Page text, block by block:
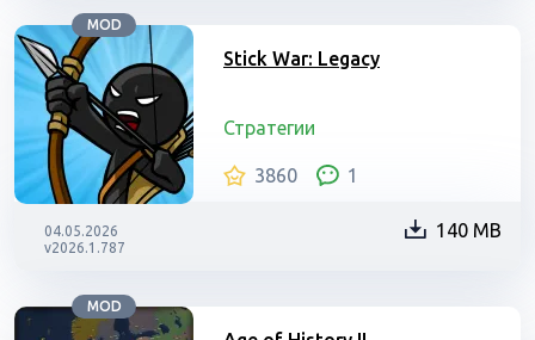
MOD
Stick War: Legacy
Стратегии
3860 1
04.05.2026
v2026.1.787
140 MB
MOD